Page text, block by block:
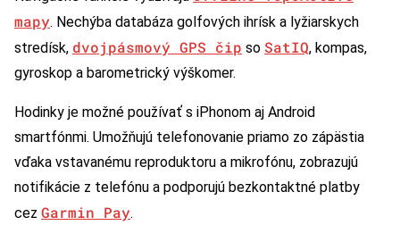
mapy. Nechýba databáza golfových ihrísk a lyžiarskych
stredísk, dvojpásmový GPS čip so SatIQ, kompas,
gyroskop a barometrický výškomer.
Hodinky je možné používať s iPhonom aj Android
smartfónmi. Umožňujú telefonovanie priamo zo zápästia
vďaka vstavanému reproduktoru a mikrofónu, zobrazujú
notifikácie z telefónu a podporujú bezkontaktné platby
cez Garmin Pay.